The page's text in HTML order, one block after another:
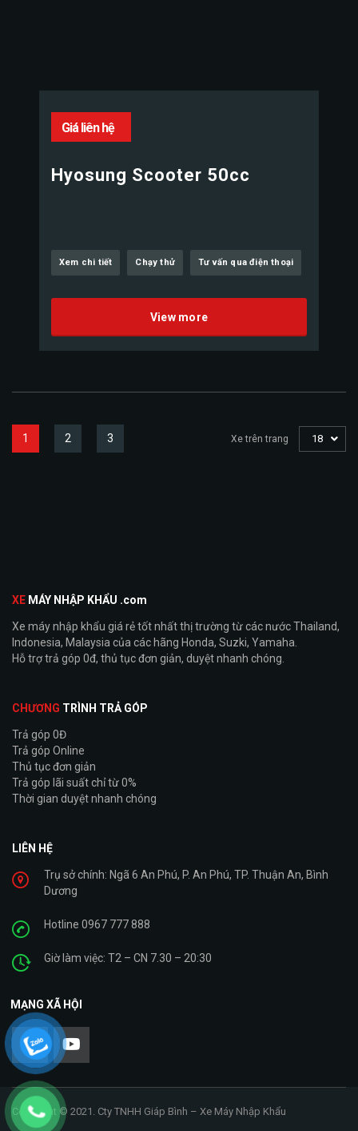
Giá liên hệ
Hyosung Scooter 50cc
Xem chi tiết Chạy thử Tư vấn qua điện thoại
View more
1 2 3 Xe trên trang 18
XE MÁY NHẬP KHẨU .com
Xe máy nhập khẩu giá rẻ tốt nhất thị trường từ các nước Thailand,
Indonesia, Malaysia của các hãng Honda, Suzki, Yamaha.
Hỗ trợ trả góp 0đ, thủ tục đơn giản, duyệt nhanh chóng.
CHƯƠNG TRÌNH TRẢ GÓP
Trả góp 0Đ
Trả góp Online
Thủ tục đơn giản
Trả góp lãi suất chỉ từ 0%
Thời gian duyệt nhanh chóng
LIÊN HỆ
Trụ sở chính: Ngã 6 An Phú, P. An Phú, TP. Thuận An, Bình
Dương
Hotline 0967 777 888
Giờ làm việc: T2 – CN 7.30 – 20:30
MẠNG XÃ HỘI
Copyright © 2021. Cty TNHH Giáp Bình – Xe Máy Nhập Khẩu